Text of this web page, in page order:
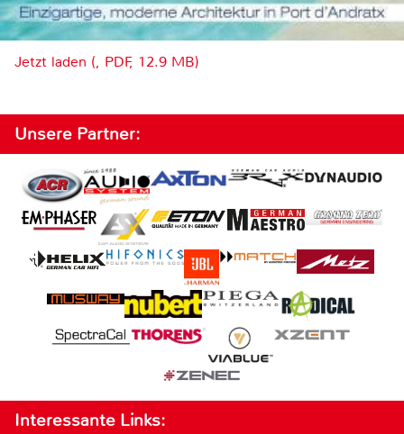
Jetzt laden (, PDF, 12.9 MB)
Unsere Partner:
Interessante Links: